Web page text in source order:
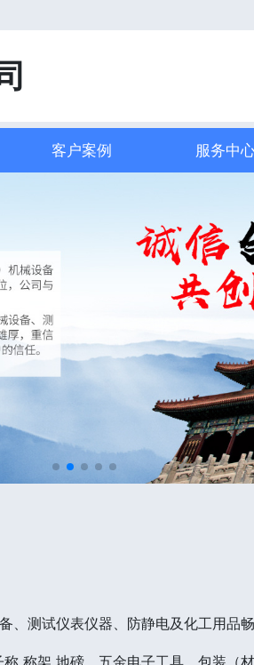
客户案例 服务中
测试仪表仪器、防静电及化工用品
称架 地磅、五金电子工具、包装（